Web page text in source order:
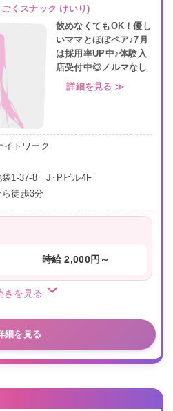
くスナック けいり)
飲めなくてもOK！優し
いママとほぼペア♪7月
は採用率UP中♪体験入
店受付中◎ノルマなし
詳細を見る ≫
トワーク
袋1-37-8 J･Pビル4F
徒歩3分
時給 2,000円～
きを見る
細を見る